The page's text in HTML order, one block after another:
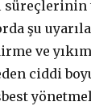
şu
ve
ciddi